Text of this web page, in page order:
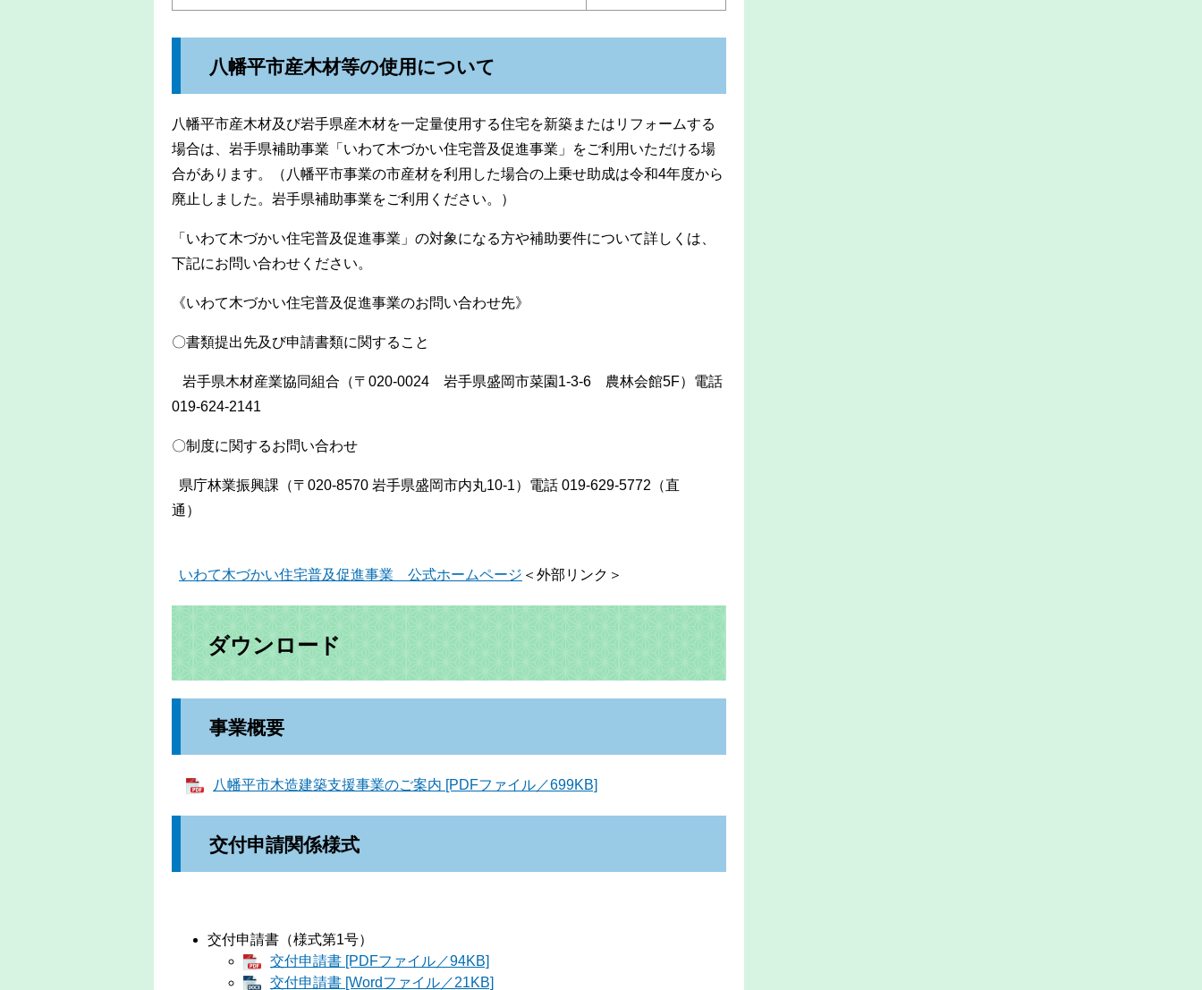
八幡平市産木材等の使用について
八幡平市産木材及び岩手県産木材を一定量使用する住宅を新築またはリフォームする
場合は、岩手県補助事業「いわて木づかい住宅普及促進事業」をご利用いただける場
合があります。（八幡平市事業の市産材を利用した場合の上乗せ助成は令和4年度から
廃止しました。岩手県補助事業をご利用ください。）
「いわて木づかい住宅普及促進事業」の対象になる方や補助要件について詳しくは、
下記にお問い合わせください。
《いわて木づかい住宅普及促進事業のお問い合わせ先》
〇書類​提出先及び申請書類に関すること
岩手県木材産業協同組合（〒020-0024 岩手県盛岡市菜園1-3-6 農林会館5F）電話
019-624-2141
〇制度に関するお問い合わせ
県庁林業振興課（〒020-8570 岩手県盛岡市内丸10-1）電話 019-629-5772（直
通）
いわて木づかい住宅普及促進事業 公式ホームページ ＜外部リンク＞
ダウンロード
事業概要
八幡平市木造建築支援事業のご案内 [PDFファイル／699KB]
交付申請関係様式
交付申請書（様式第1号）
交付申請書 [PDFファイル／94KB]
交付申請書 [Wordファイル／21KB]